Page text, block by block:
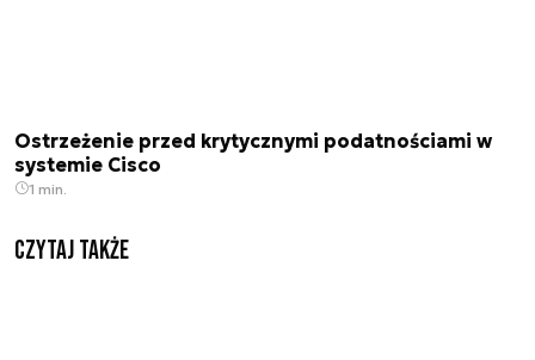
Ostrzeżenie przed krytycznymi podatnościami w
systemie Cisco
1 min.
Czytaj także